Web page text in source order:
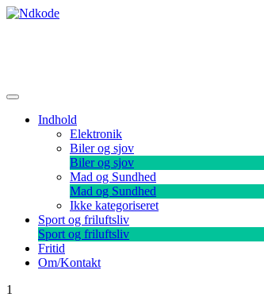
Skip
Indhold
Elektronik
Biler og sjov
Biler og sjov
Mad og Sundhed
Mad og Sundhed
Ikke kategoriseret
Sport og friluftsliv
Sport og friluftsliv
Fritid
Om/Kontakt
1